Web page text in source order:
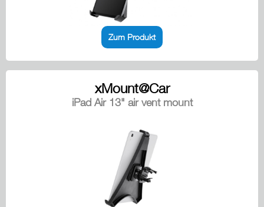
Zum Produkt
xMount@Car
iPad Air 13" air vent mount